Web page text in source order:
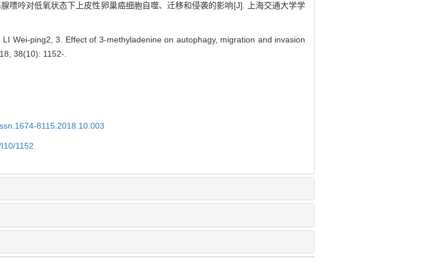
嘌呤对低氧状态下上皮性卵巢癌细胞自噬、迁移和侵袭的影响[J]. 上海交通大学学
Wei-ping2, 3. Effect of 3-methyladenine on autophagy, migration and invasion
38(10): 1152-.
8115.2018.10.003
1152